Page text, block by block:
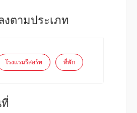
ตามประเภท
โรงแรมรีสอร์ท ที่พัก